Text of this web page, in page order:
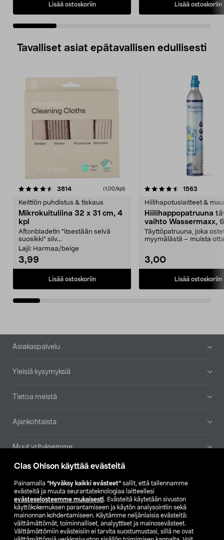
Clas Ohlson käyttää evästeitä
Painamalla ”Hyväksy kaikki evästeet” sallit, että tallennamme
evästeitä ja muuta seurantateknologiaa laitteellesi
evästeselosteemme mukaisesti. Evästeitä käytetään sivuston
käyttökokemuksen parantamiseen ja käytön analysointiin sekä
mainonnan kohdentamiseen. Käytämme neljänlaisia evästeitä:
välttämättömät, toiminnalliset, analyyttiset ja mainosevästeet.
Välttämättömiin evästeisiin ei tarvita suostumustasi, sillä ne ovat
Lisää ostoskoriin Lisää ostoskoriin
Tavalliset asiat epätavallisen edullisesti
3814arvostelut (1,00/kpl)
Keittiön puhdistus & tiskaus
Mikrokuituliina 32 x 31 cm, 4
kpl
Aftonbladetin "itsestään selvä
suosikki" siiv...
Laji: Harmaa/beige
3,99
Lisää ostoskoriin
4.5viidestä
1563
Hiilihapotuslaitteet &
Hiilihappopatruuna
vaihto Wassermaxx,
Täyttöpatruuna, joka
myymälästä – muista
3,00
Lisää ostoskoriin
4.5viidestä
Alatunniste
Asiakaspalvelu
Yleisiä kysymyksiä
Tietoa meistä
Ajankohtaista
Muut yrityksemme
Etsi myymälä
SE NO FI
FI SV